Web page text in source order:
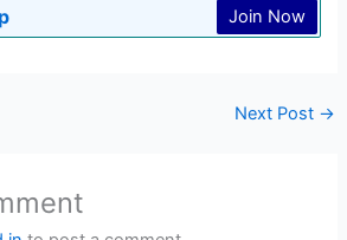
Join Now
Next Post →